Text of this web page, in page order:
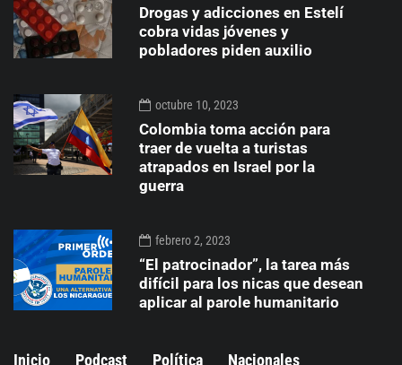
Drogas y adicciones en Estelí
cobra vidas jóvenes y
pobladores piden auxilio
octubre 10, 2023
Colombia toma acción para
traer de vuelta a turistas
atrapados en Israel por la
guerra
febrero 2, 2023
“El patrocinador”, la tarea más
difícil para los nicas que desean
aplicar al parole humanitario
Inicio Podcast Política Nacionales